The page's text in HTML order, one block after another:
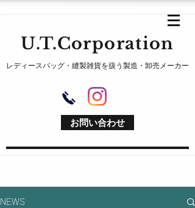
U.T.Corporation
レディースバッグ・縫製雑貨を扱う製造・卸売メーカー
お問い合わせ
NEWS